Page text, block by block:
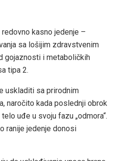
kasno jedenje –
sa lošijim zdravstvenim
gojaznosti i metaboličkih
tipa 2.
uskladiti sa prirodnim
naročito kada poslednji obrok
uđe u svoju fazu „odmora“.
ranije jedenje donosi